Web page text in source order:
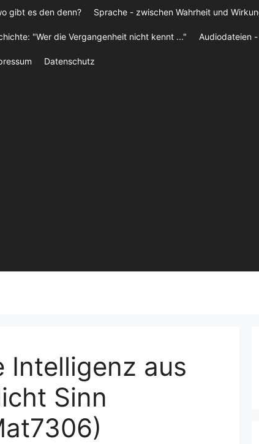
gibt es den denn? Sprache - zwischen Wahrheit und
"Wer die Vergangenheit nicht kennt ..." Audiodateien
Datenschutz
Intelligenz aus
Sinn